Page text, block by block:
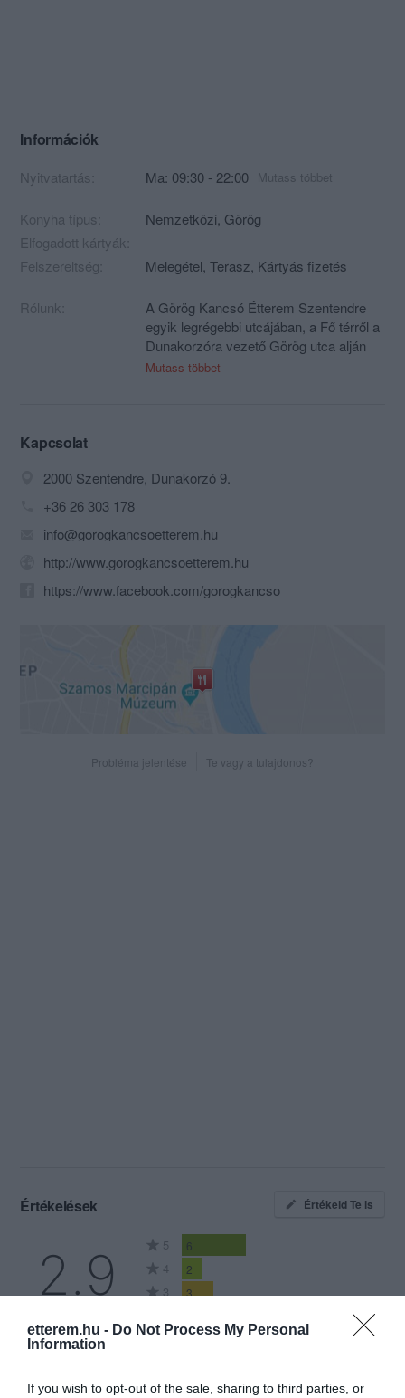
etterem.hu - Do Not Process My Personal
Information
If you wish to opt-out of the sale, sharing to third parties, or
Információk
Nyitvatartás: Ma: 09:30 - 22:00 Mutass többet
Konyha típus: Nemzetközi, Görög
Elfogadott kártyák:
Felszereltség:
Melegétel, Terasz, Kártyás fizetés
Rólunk:
A Görög Kancsó Étterem Szentendre
egyik legrégebbi utcájában, a Fő térről a
Dunakorzóra vezető Görög utca alján
helyezkedik el. Az utcát (és később az
Mutass többet
Kapcsolat
2000 Szentendre, Dunakorzó 9.
+36 26 303 178
info@gorogkancsoetterem.hu
http://www.gorogkancsoetterem.hu
https://www.facebook.com/gorogkancso
Probléma jelentése Te vagy a tulajdonos?
Értékelések Értékeld Te is
2.9 5 6
4 2
3 3
1 7